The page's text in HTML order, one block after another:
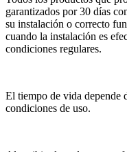
garantizados por 30 días
su instalación o correcto
cuando la instalación es
condiciones regulares.
El tiempo de vida depende
condiciones de uso.